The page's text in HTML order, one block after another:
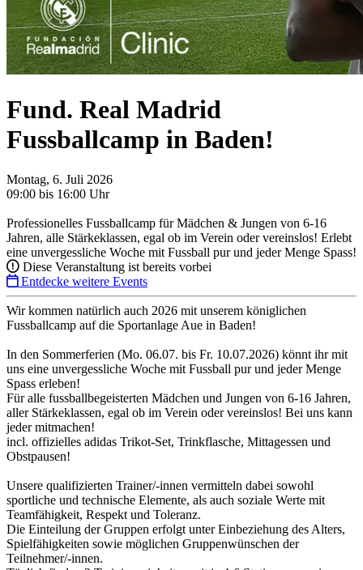
Fund. Real Madrid
Fussballcamp in Baden!
Montag, 6. Juli 2026
09:00 bis 16:00 Uhr
Professionelles Fussballcamp für Mädchen & Jungen von 6-16
Jahren, alle Stärkeklassen, egal ob im Verein oder vereinslos! Erlebt
eine unvergessliche Woche mit Fussball pur und jeder Menge Spass!
Diese Veranstaltung ist bereits vorbei
Entdecke weitere Events
Wir kommen natürlich auch 2026 mit unserem königlichen
Fussballcamp auf die Sportanlage Aue in Baden!
In den Sommerferien (Mo. 06.07. bis Fr. 10.07.2026) könnt ihr mit
uns eine unvergessliche Woche mit Fussball pur und jeder Menge
Spass erleben!
Für alle fussballbegeisterten Mädchen und Jungen von 6-16 Jahren,
aller Stärkeklassen, egal ob im Verein oder vereinslos! Bei uns kann
jeder mitmachen!
incl. offizielles adidas Trikot-Set, Trinkflasche, Mittagessen und
Obstpausen!
Unsere qualifizierten Trainer/-innen vermitteln dabei sowohl
sportliche und technische Elemente, als auch soziale Werte mit
Teamfähigkeit, Respekt und Toleranz.
Die Einteilung der Gruppen erfolgt unter Einbeziehung des Alters,
Spielfähigkeiten sowie möglichen Gruppenwünschen der
Teilnehmer/-innen.